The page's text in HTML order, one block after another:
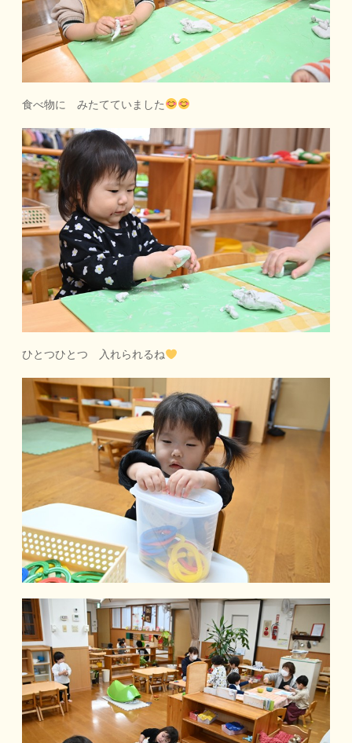
食べ物に みたてていました
ひとつひとつ 入れられるね